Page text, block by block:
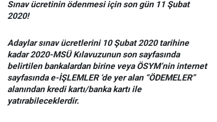
Sınav ücretinin ödenmesi için son gün 11 Şubat
2020!
Adaylar sınav ücretlerini 10 Şubat 2020 tarihine
kadar 2020-MSÜ Kılavuzunun son sayfasında
belirtilen bankalardan birine veya ÖSYM’nin internet
sayfasında e-İŞLEMLER ‘de yer alan “ÖDEMELER”
alanından kredi kartı/banka kartı ile
yatırabileceklerdir.